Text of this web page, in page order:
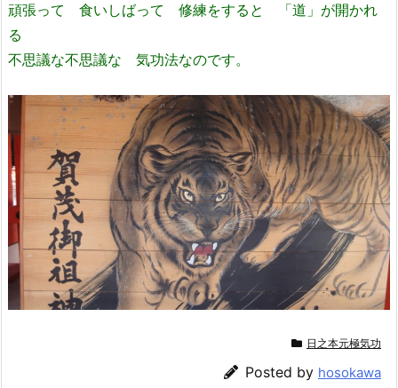
頑張って 食いしばって 修練をすると 「道」が開かれ
る
不思議な不思議な 気功法なのです。
日之本元極気功
Posted by hosokawa